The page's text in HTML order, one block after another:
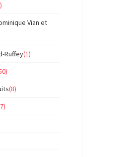
Vian et
Ruffey(1)
(8)